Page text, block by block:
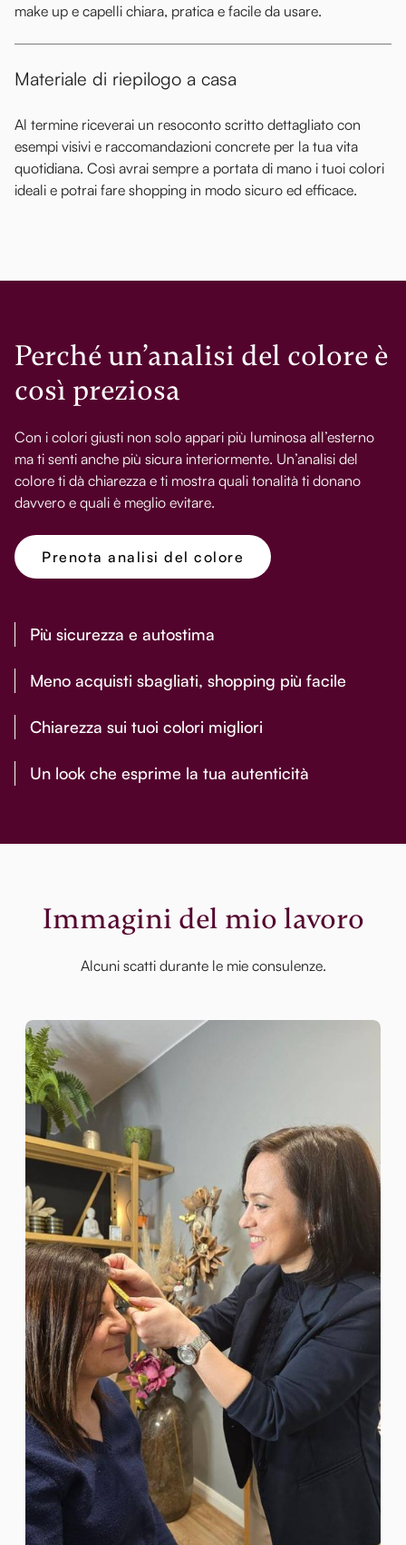
make up e capelli chiara, pratica e facile da usare.
Materiale di riepilogo a casa
Al termine riceverai un resoconto scritto dettagliato con
esempi visivi e raccomandazioni concrete per la tua vita
quotidiana. Così avrai sempre a portata di mano i tuoi colori
ideali e potrai fare shopping in modo sicuro ed efficace.
Perché un’analisi del colore è
così preziosa
Con i colori giusti non solo appari più luminosa all’esterno
ma ti senti anche più sicura interiormente. Un’analisi del
colore ti dà chiarezza e ti mostra quali tonalità ti donano
davvero e quali è meglio evitare.
Prenota analisi del colore
Più sicurezza e autostima
Meno acquisti sbagliati, shopping più facile
Chiarezza sui tuoi colori migliori
Un look che esprime la tua autenticità
Immagini del mio lavoro
Alcuni scatti durante le mie consulenze.